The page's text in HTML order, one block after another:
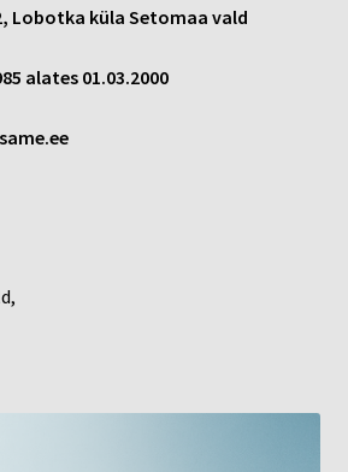
Lobotka küla Setomaa vald
alates 01.03.2000